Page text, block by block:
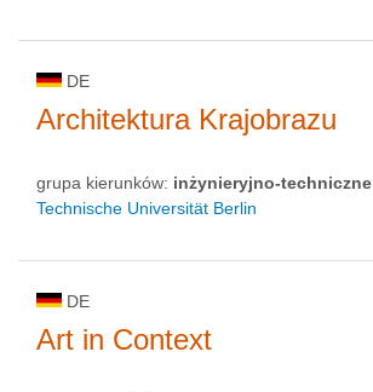
DE
Architektura Krajobrazu
grupa kierunków: inżynieryjno-techniczne
Technische Universität Berlin
DE
Art in Context